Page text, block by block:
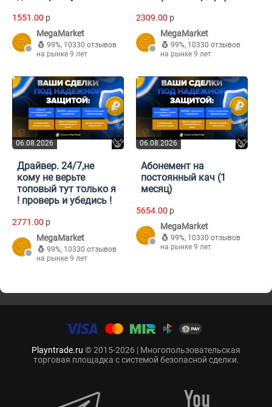
1551.00 p
MegaMarket
99%, 10330 отзывов
на рынке 9 лет
2309.00 p
MegaMarket
99%, 10330 отзывов
на рынке 9 лет
06.08.2026
Драйвер. 24/7,не
кому не верьте
топовый тут только я
! проверь и убедись !
2771.00 p
MegaMarket
99%, 10330 отзывов
на рынке 9 лет
06.08.2026
Абонемент на
постоянный кач (1
месяц)
5654.00 p
MegaMarket
99%, 10330 отзывов
на рынке 9 лет
Playntrade.ru © 2015-2026 | Многопользовательская
торговая площадка с системой безопасной сделки.